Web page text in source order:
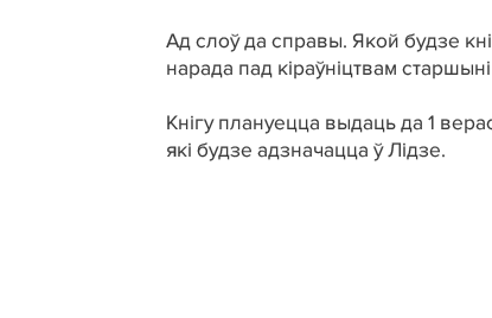
Ад слоў да справы. Якой будзе
нарада пад кіраўніцтвам
Кнігу плануецца выдаць да 1
які будзе адзначацца ў Лідзе.